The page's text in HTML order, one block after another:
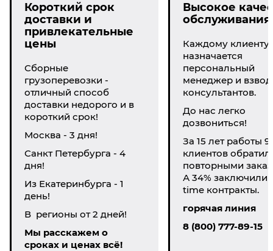
Короткий срок
доставки и
привлекательные
цены
Сборные
грузоперевозки -
отличный способ
доставки недорого и в
короткий срок!
Москва - 3 дня!
Санкт Петербурга - 4
дня!
Из Екатеринбурга - 1
день!
В регионы от 2 дней!
Мы расскажем о
сроках и ценах всё!
Высокое
обслуживания
Каждому клиенту
назначается
персональный
менеджер и взвод
консультантов.
До нас легко
дозвониться!
За 15 лет работы
клиентов
повторными
А 34% заключили
time контракты.
горячая линия
8 (800) 777-89-15